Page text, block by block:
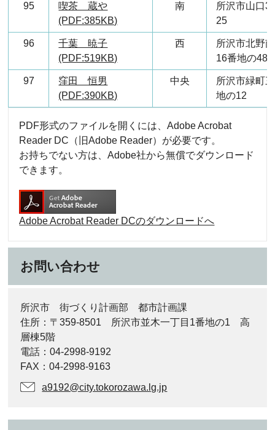
95
喫茶 蔵や
(PDF:385KB)
南
所沢市山口
25
96
千葉 暁子
(PDF:519KB)
西
所沢市北野
16番地の48
97
窪田 恒男
(PDF:390KB)
中央
所沢市緑町
地の12
PDF形式のファイルを開くには、Adobe Acrobat
Reader DC（旧Adobe Reader）が必要です。
お持ちでない方は、Adobe社から無償でダウンロード
できます。
Adobe Acrobat Reader DCのダウンロードへ
お問い合わせ
所沢市 街づくり計画部 都市計画課
住所：〒359-8501 所沢市並木一丁目1番地の1 高
層棟5階
電話：04-2998-9192
FAX：04-2998-9163
a9192@city.tokorozawa.lg.jp